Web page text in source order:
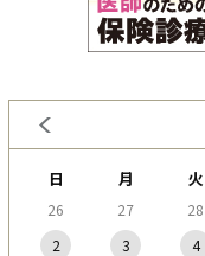
日 月 火
26 27 28
2
3 4